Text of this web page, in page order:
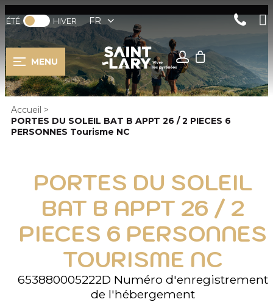
ÉTÉ HIVER FR
MENU
Accueil >
PORTES DU SOLEIL BAT B APPT 26 / 2 PIECES 6
PERSONNES Tourisme NC
PORTES DU SOLEIL
BAT B APPT 26 / 2
PIECES 6 PERSONNES
TOURISME NC
653880005222D Numéro d'enregistrement
de l'hébergement